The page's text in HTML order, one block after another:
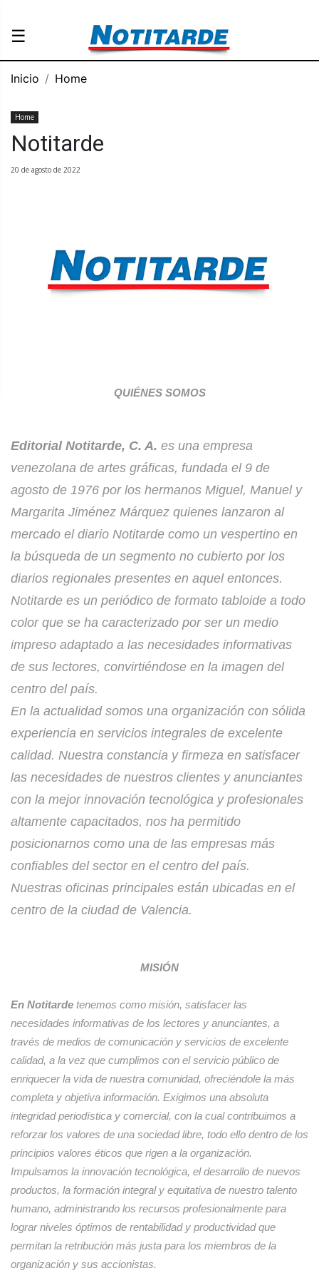
☰
Inicio Home
Home
Notitarde
20 de agosto de 2022
QUIÉNES SOMOS
Editorial Notitarde, C. A. es una empresa
venezolana de artes gráficas, fundada el 9 de
agosto de 1976 por los hermanos Miguel, Manuel y
Margarita Jiménez Márquez quienes lanzaron al
mercado el diario Notitarde como un vespertino en
la búsqueda de un segmento no cubierto por los
diarios regionales presentes en aquel entonces.
Notitarde es un periódico de formato tabloide a todo
color que se ha caracterizado por ser un medio
impreso adaptado a las necesidades informativas
de sus lectores, convirtiéndose en la imagen del
centro del país.
En la actualidad somos una organización con sólida
experiencia en servicios integrales de excelente
calidad. Nuestra constancia y firmeza en satisfacer
las necesidades de nuestros clientes y anunciantes
con la mejor innovación tecnológica y profesionales
altamente capacitados, nos ha permitido
posicionarnos como una de las empresas más
confiables del sector en el centro del país.
Nuestras oficinas principales están ubicadas en el
centro de la ciudad de Valencia.
MISIÓN
En Notitarde tenemos como misión, satisfacer las
necesidades informativas de los lectores y anunciantes, a
través de medios de comunicación y servicios de excelente
calidad, a la vez que cumplimos con el servicio público de
enriquecer la vida de nuestra comunidad, ofreciéndole la más
completa y objetiva información. Exigimos una absoluta
integridad periodística y comercial, con la cual contribuimos a
reforzar los valores de una sociedad libre, todo ello dentro de los
principios valores éticos que rigen a la organización.
Impulsamos la innovación tecnológica, el desarrollo de nuevos
productos, la formación integral y equitativa de nuestro talento
humano, administrando los recursos profesionalmente para
lograr niveles óptimos de rentabilidad y productividad que
permitan la retribución más justa para los miembros de la
organización y sus accionistas.